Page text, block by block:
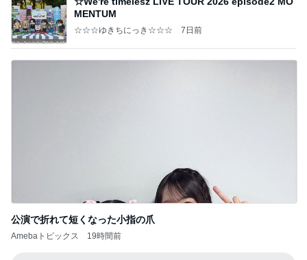
MENTUM
☆☆☆ゆきちにっき☆☆☆ 7日前
公演で折れて短くなった小指の爪
Amebaトピックス 19時間前